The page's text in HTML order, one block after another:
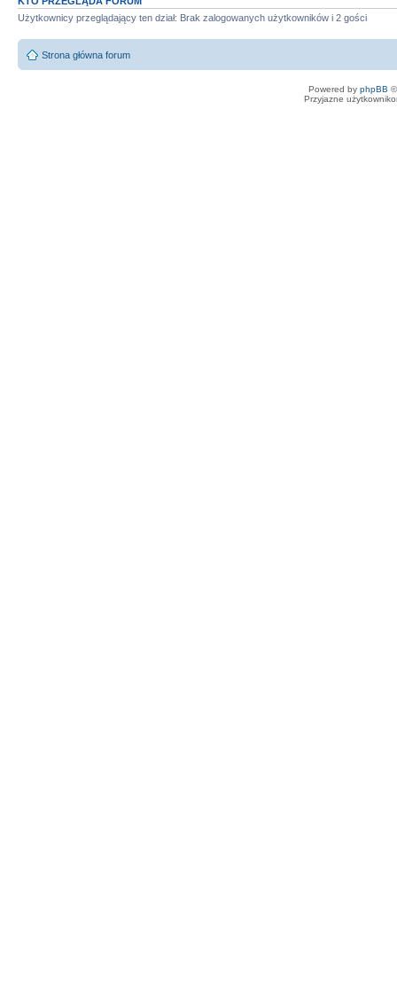
Użytkownicy przeglądający ten dział: Brak zalogowanych użytkowników i 2 gości
Strona główna forum
Powered by phpBB
Przyjazne